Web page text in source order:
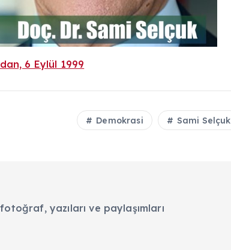
6 Eylül 1999
Demokrasi Sami Selçuk
yazıları ve paylaşımları